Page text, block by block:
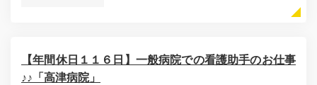
【年間休日１１６日】一般病院での看護助手のお仕事
♪♪「高津病院」